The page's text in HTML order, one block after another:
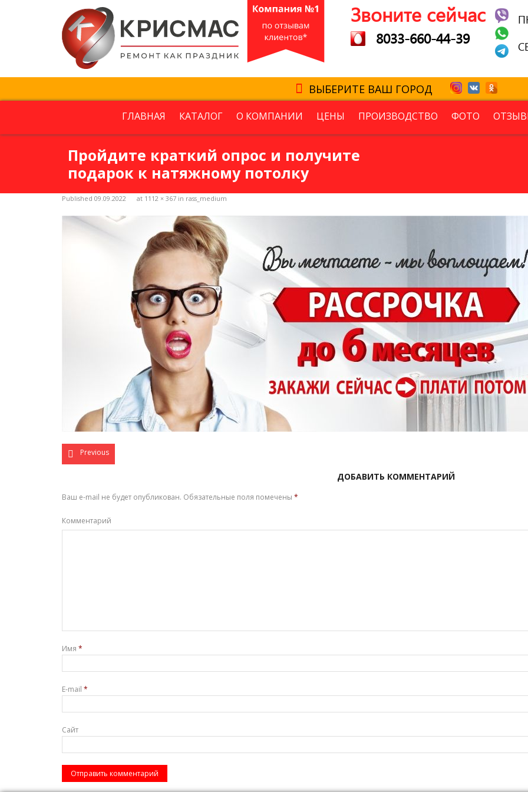
Детская
Прихожая
Санузел
Несколько комнат
Далее
Звоните сейчас
8033-660-44-39
ВЫБЕРИТЕ ВАШ ГОРОД
ГЛАВНАЯ КАТАЛОГ О КОМПАНИИ ЦЕНЫ ПРОИЗВОДСТВО ФОТО
Пройдите краткий опрос и получите
подарок к натяжному потолку
Published 09.09.2022 at 1112 × 367in rass_medium
Previous
ДОБАВИТЬ КОММЕНТАРИЙ
Ваш e-mail не будет опубликован. Обязательные поля помечены *
Комментарий
Имя *
E-mail *
Сайт